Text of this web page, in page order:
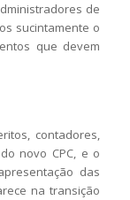
de
sucintamente o
que devem
contadores,
novo CPC, e o
das
na transição